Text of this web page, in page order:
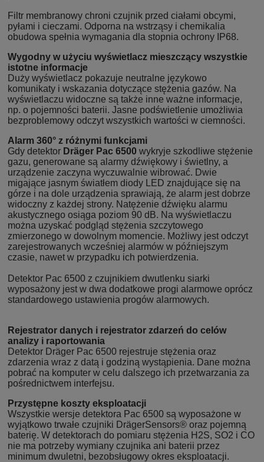
Filtr membranowy chroni czujnik przed ciałami obcymi,
pyłami i cieczami. Odporna na wstrząsy i chemikalia
obudowa spełnia wymagania dla stopnia ochrony IP68.
Wygodny w użyciu wyświetlacz mieszczący wszystkie
istotne informacje
Duży wyświetlacz pokazuje neutralne językowo
komunikaty i wskazania dotyczące stężenia gazów. Na
wyświetlaczu widoczne są także inne ważne informacje,
np. o pojemności baterii. Jasne podświetlenie umożliwia
bezproblemowy odczyt wszystkich wartości w ciemności.
Alarm 360° z różnymi funkcjami
Gdy detektor Dräger Pac 6500 wykryje szkodliwe stężenie
gazu, generowane są alarmy dźwiękowy i świetlny, a
urządzenie zaczyna wyczuwalnie wibrować. Dwie
migające jasnym światłem diody LED znajdujące się na
górze i na dole urządzenia sprawiają, że alarm jest dobrze
widoczny z każdej strony. Natężenie dźwięku alarmu
akustycznego osiąga poziom 90 dB. Na wyświetlaczu
można uzyskać podgląd stężenia szczytowego
zmierzonego w dowolnym momencie. Możliwy jest odczyt
zarejestrowanych wcześniej alarmów w późniejszym
czasie, nawet w przypadku ich potwierdzenia.
Detektor Pac 6500 z czujnikiem dwutlenku siarki
wyposażony jest w dwa dodatkowe progi alarmowe oprócz
standardowego ustawienia progów alarmowych.
Rejestrator danych i rejestrator zdarzeń do celów
analizy i raportowania
Detektor Dräger Pac 6500 rejestruje stężenia oraz
zdarzenia wraz z datą i godziną wystąpienia. Dane można
pobrać na komputer w celu dalszego ich przetwarzania za
pośrednictwem interfejsu.
Przystępne koszty eksploatacji
Wszystkie wersje detektora Pac 6500 są wyposażone w
wyjątkowo trwałe czujniki DrägerSensors® oraz pojemną
baterię. W detektorach do pomiaru stężenia H2S, SO2 i CO
nie ma potrzeby wymiany czujnika ani baterii przez
minimum dwuletni, bezobsługowy okres eksploatacji.